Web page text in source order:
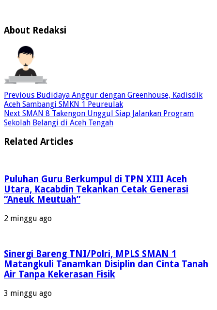
About Redaksi
Previous Budidaya Anggur dengan Greenhouse, Kadisdik
Aceh Sambangi SMKN 1 Peureulak
Next SMAN 8 Takengon Unggul Siap Jalankan Program
Sekolah Belangi di Aceh Tengah
Related Articles
Puluhan Guru Berkumpul di TPN XIII Aceh
Utara, Kacabdin Tekankan Cetak Generasi
“Aneuk Meutuah”
2 minggu ago
Sinergi Bareng TNI/Polri, MPLS SMAN 1
Matangkuli Tanamkan Disiplin dan Cinta Tanah
Air Tanpa Kekerasan Fisik
3 minggu ago